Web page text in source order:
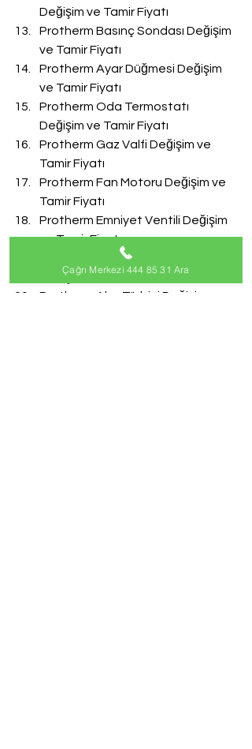
Değişim ve Tamir Fiyatı
Protherm Basınç Sondası Değişim
ve Tamir Fiyatı
Protherm Ayar Düğmesi Değişim
ve Tamir Fiyatı
Protherm Oda Termostatı
Değişim ve Tamir Fiyatı
Protherm Gaz Valfi Değişim ve
Tamir Fiyatı
Protherm Fan Motoru Değişim ve
Tamir Fiyatı
Protherm Emniyet Ventili Değişim
ve Tamir Fiyatı
Protherm Doldurma Musluğu
Değişim ve Tamir Fiyatı
Protherm Akış Türbini Değişim ve
Çağrı Merkezi 444 85 31 Ara